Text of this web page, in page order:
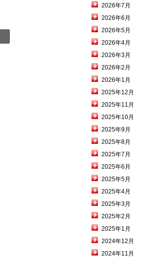
2026年7月
2026年6月
2026年5月
2026年4月
2026年3月
2026年2月
2026年1月
2025年12月
2025年11月
2025年10月
2025年9月
2025年8月
2025年7月
2025年6月
2025年5月
2025年4月
2025年3月
2025年2月
2025年1月
2024年12月
2024年11月